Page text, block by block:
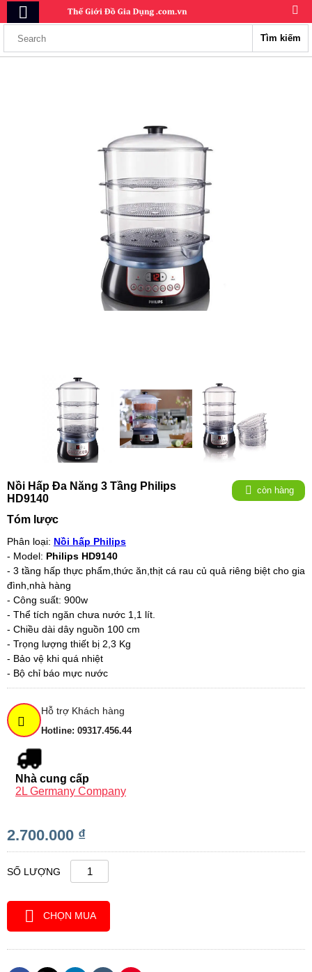
Tìm kiếm
Nồi Hấp Đa Năng 3 Tầng Philips
HD9140
còn hàng
Tóm lược
Phân loại: Nồi hấp Philips
- Model: Philips HD9140
- 3 tầng hấp thực phẩm,thức ăn,thịt cá rau củ quả riêng biệt cho gia
đình,nhà hàng
- Công suất: 900w
- Thể tích ngăn chưa nước 1,1 lít.
- Chiều dài dây nguồn 100 cm
- Trọng lượng thiết bị 2,3 Kg
- Bảo vệ khi quá nhiệt
- Bộ chỉ báo mực nước
Hỗ trợ Khách hàng
Hotline: 09317.456.44
Nhà cung cấp
2L Germany Company
2.700.000 ₫
SỐ LƯỢNG
CHỌN MUA